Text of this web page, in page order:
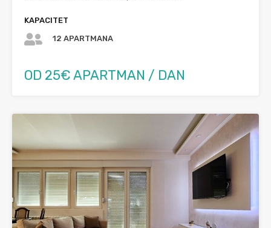
KAPACITET
12 APARTMANA
OD 25€ APARTMAN / DAN